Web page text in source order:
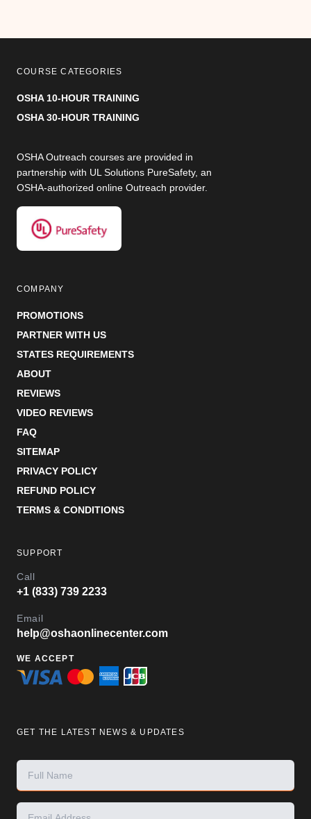
COURSE CATEGORIES
OSHA 10-HOUR TRAINING
OSHA 30-HOUR TRAINING
OSHA Outreach courses are provided in
partnership with UL Solutions PureSafety, an
OSHA-authorized online Outreach provider.
COMPANY
PROMOTIONS
PARTNER WITH US
STATES REQUIREMENTS
ABOUT
REVIEWS
VIDEO REVIEWS
FAQ
SITEMAP
PRIVACY POLICY
REFUND POLICY
TERMS & CONDITIONS
SUPPORT
Call
+1 (833) 739 2233
Email
help@oshaonlinecenter.com
WE ACCEPT
GET THE LATEST NEWS & UPDATES